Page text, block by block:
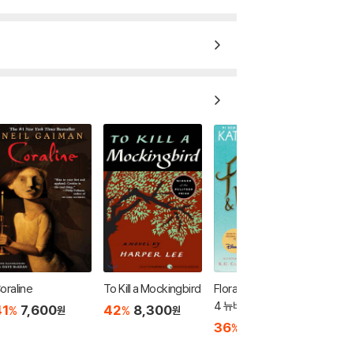
% 7,600원
To Kill a Mockingbird
42% 8,300원
Flora & Ulysses : 201
4 뉴베리 수상작
36%